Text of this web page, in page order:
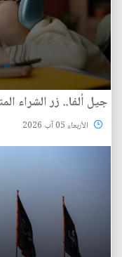
جيل ألفا.. زر الشراء
الأربعاء 05 آب 2026